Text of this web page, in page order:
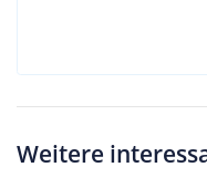
Weitere